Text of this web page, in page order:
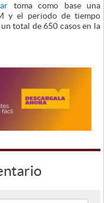
toma como base una
y el periodo de tiempo
total de 650 casos en la